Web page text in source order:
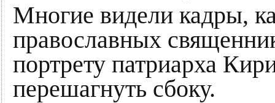
Многие видели кадры,
православных
портрету патриарха
перешагнуть сбоку.